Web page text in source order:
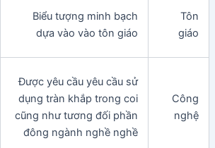
Tôn
giáo
Biểu tượng minh bạch
dựa vào vào tôn giáo
Công
nghệ
Được yêu cầu yêu cầu sử
dụng tràn khắp trong coi
cũng như tương đối phần
đông ngành nghề nghề